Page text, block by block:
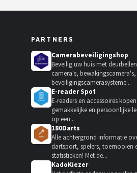
PARTNERS
Camerabeveiligingshop
Beveilig uw huis met
camera's, bewakingscamera's,
beveiligingscamerasysteme...
E-reader Spot
E-readers en accessoires
gemakkelijke en persoonlijke
op een...
180Darts
Alle achtergrond informatie
dartsport, spelers, toernooien
statistieken! Met de...
KadoKiezer